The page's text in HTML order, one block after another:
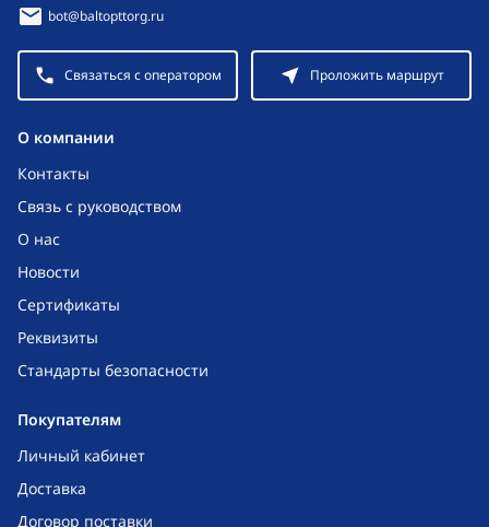
O компании
Контакты
Связь с руководством
О нас
Новости
Сертификаты
Реквизиты
Стандарты безопасности
Покупателям
Личный кабинет
Доставка
Договор поставки
bot@baltopttorg.ru
Связаться с оператором Проложить маршрут